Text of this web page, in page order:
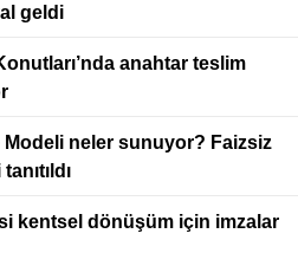
geldi
anahtar teslim
Modeli neler sunuyor? Faizsiz
kentsel dönüşüm için imzalar